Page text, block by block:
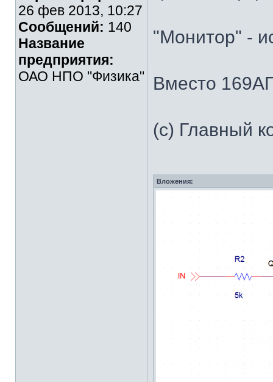
26 фев 2013, 10:27
Сообщений: 140
Название
предприятия:
ОАО НПО "Физика"
"Монитор" -
Вместо
(с) Главный
Вложения: